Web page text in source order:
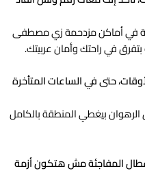
في أماكن مزدحمة زي مصطفى
في راحتك وأمان عربيتك.
حتى في الساعات المتأخرة
الرهوان بيغطي المنطقة بالكامل
المفاجئة مش هتكون أزمة